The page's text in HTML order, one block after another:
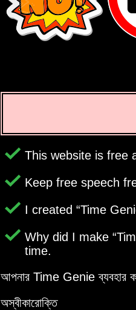
This website is free
Keep free speech
I created Time
Why did I make
time.
আপনার Time Genie ব্যবহার করা
অস্বীকারোক্তি